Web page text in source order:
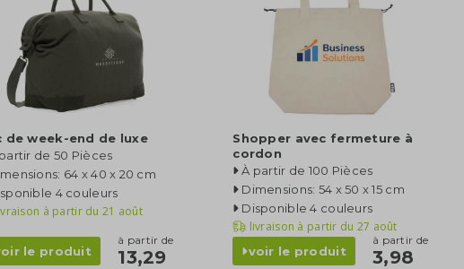
de week-end de luxe
de 50 Pièces
64 x 40 x 20 cm
4 couleurs
à partir du 21 août
le produit
à partir de
13,29
Shopper avec fermeture à
cordon
À partir de 100 Pièces
Dimensions: 54 x 50 x 15 cm
Disponible 4 couleurs
livraison à partir du 27 août
voir le produit
à partir de
3,98